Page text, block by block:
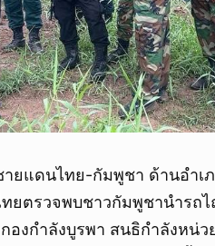
ยแดนไทย-กัมพูชา ด้านอำเ
ยตรวจพบชาวกัมพูชานำรถไ
งกำลังบูรพา สนธิกำลังหน่ว